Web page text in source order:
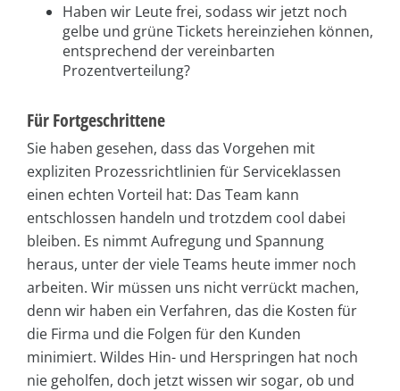
Haben wir Leute frei, sodass wir jetzt noch
gelbe und grüne Tickets hereinziehen können,
entsprechend der vereinbarten
Prozentverteilung?
Für Fortgeschrittene
Sie haben gesehen, dass das Vorgehen mit
expliziten Prozessrichtlinien für Serviceklassen
einen echten Vorteil hat: Das Team kann
entschlossen handeln und trotzdem cool dabei
bleiben. Es nimmt Aufregung und Spannung
heraus, unter der viele Teams heute immer noch
arbeiten. Wir müssen uns nicht verrückt machen,
denn wir haben ein Verfahren, das die Kosten für
die Firma und die Folgen für den Kunden
minimiert. Wildes Hin- und Herspringen hat noch
nie geholfen, doch jetzt wissen wir sogar, ob und